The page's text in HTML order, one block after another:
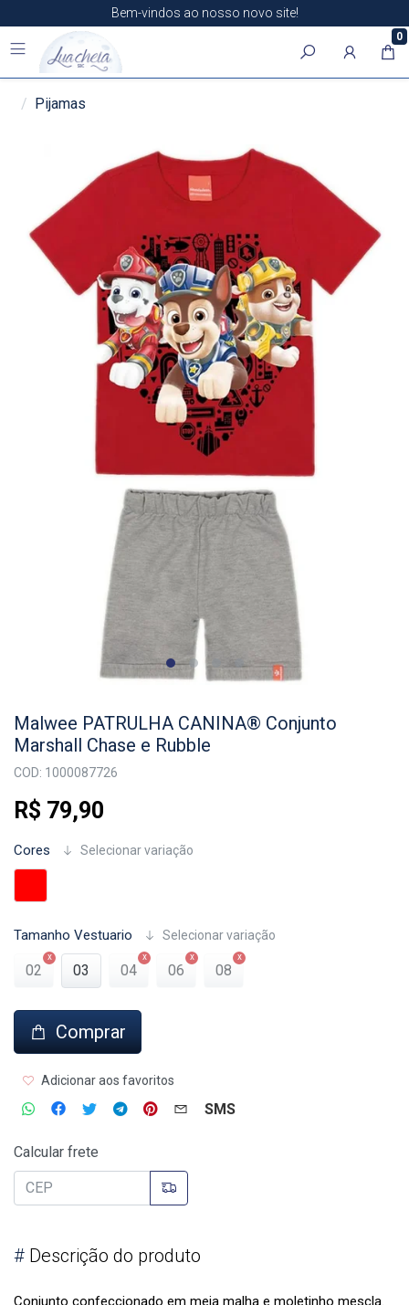
Bem-vindos ao nosso novo site!
0
Pijamas
Malwee PATRULHA CANINA® Conjunto
Marshall Chase e Rubble
COD: 1000087726
R$ 79,90
Cores Selecionar variação
Tamanho Vestuario Selecionar variação
02 03 04 06 08
Comprar
Adicionar aos favoritos
SMS
Calcular frete
# Descrição do produto
Conjunto confeccionado em meia malha e moletinho mescla.